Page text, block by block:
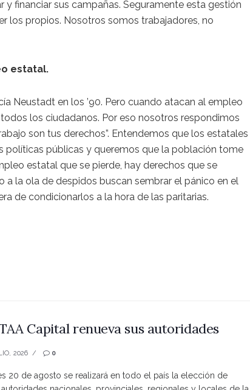
y financiar sus campañas. Seguramente esta gestión
los propios. Nosotros somos trabajadores, no
estatal.
Neustadt en los ’90. Pero cuando atacan al empleo
los ciudadanos. Por eso nosotros respondimos
son tus derechos”. Entendemos que los estatales
políticas públicas y queremos que la población tome
estatal que se pierde, hay derechos que se
a la ola de despidos buscan sembrar el pánico en el
de condicionarlos a la hora de las paritarias.
Capital renueva sus autoridades
2026 0
20 de agosto se realizará en todo el país la elección de